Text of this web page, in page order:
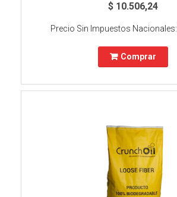
$ 10.506,24
Precio Sin Impuestos Nacionales:
Comprar